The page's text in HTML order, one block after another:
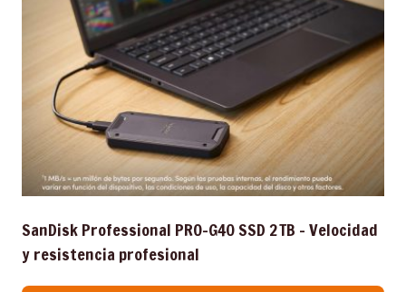
SanDisk Professional PRO-G40 SSD 2 TB – Velocidad
y resistencia profesional